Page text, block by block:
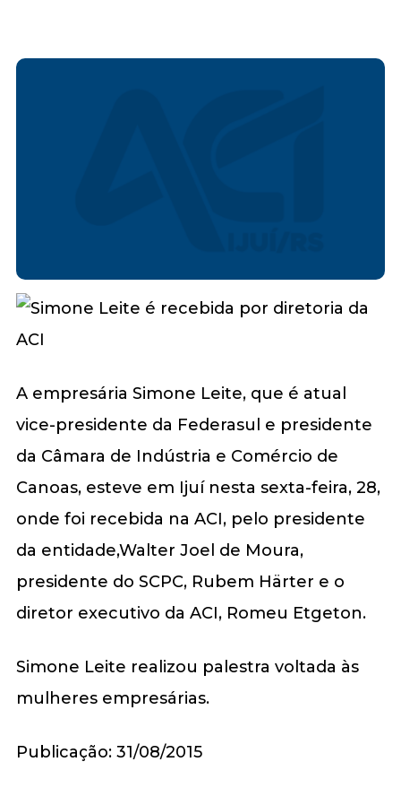
A empresária Simone Leite, que é atual
vice-presidente da Federasul e presidente
da Câmara de Indústria e Comércio de
Canoas, esteve em Ijuí nesta sexta-feira, 28,
onde foi recebida na ACI, pelo presidente
da entidade,Walter Joel de Moura,
presidente do SCPC, Rubem Härter e o
diretor executivo da ACI, Romeu Etgeton.
Simone Leite realizou palestra voltada às
mulheres empresárias.
Publicação: 31/08/2015